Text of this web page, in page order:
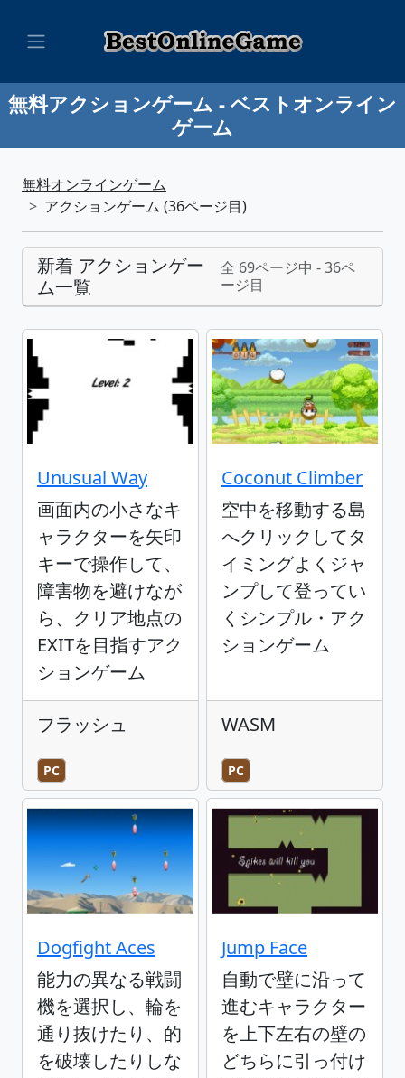
無料アクションゲーム - ベストオンライン
ゲーム
無料オンラインゲーム
アクションゲーム (36ページ目)
新着 アクションゲー
ム一覧
全 69ページ中 - 36ペ
ージ目
Unusual Way
画面内の小さなキ
ャラクターを矢印
キーで操作して、
障害物を避けなが
ら、クリア地点の
EXITを目指すアク
ションゲーム
フラッシュ
PC
Coconut Climber
空中を移動する島
へクリックしてタ
イミングよくジャ
ンプして登ってい
くシンプル・アク
ションゲーム
WASM
PC
Dogfight Aces
能力の異なる戦闘
機を選択し、輪を
通り抜けたり、的
を破壊したりしな
Jump Face
自動で壁に沿って
進むキャラクター
を上下左右の壁の
どちらに引っ付け